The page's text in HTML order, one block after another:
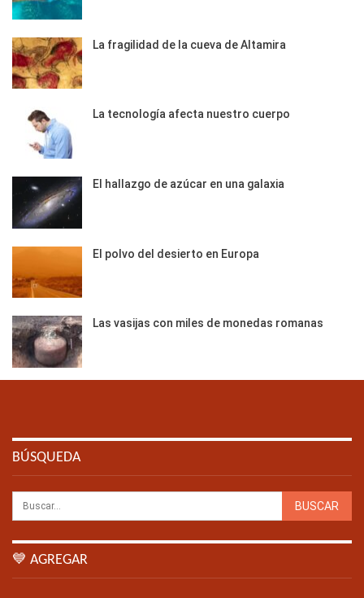
La fragilidad de la cueva de Altamira
La tecnología afecta nuestro cuerpo
El hallazgo de azúcar en una galaxia
El polvo del desierto en Europa
Las vasijas con miles de monedas romanas
BÚSQUEDA
💙 AGREGAR